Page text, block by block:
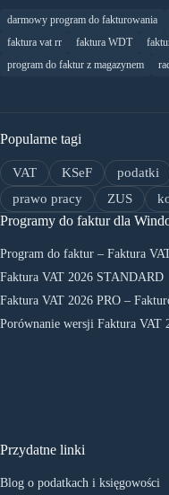
darmowy program do fakturowania
faktura vat rr
faktura WDT
program do faktur z magazynem
Popularne tagi
VAT KSeF podatki
prawo pracy
ZUS
Programy do faktur dla
Program do faktur – Faktura
Faktura VAT 2026 STANDARD
Faktura VAT 2026 PRO –
Porównanie wersji Faktura VAT
Przydatne linki
Blog o podatkach i księgowości